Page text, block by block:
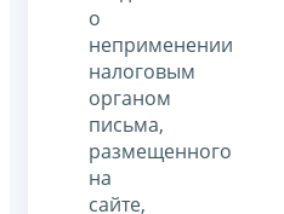
о
неприменении
налоговым
органом
письма,
размещенного
на
сайте,